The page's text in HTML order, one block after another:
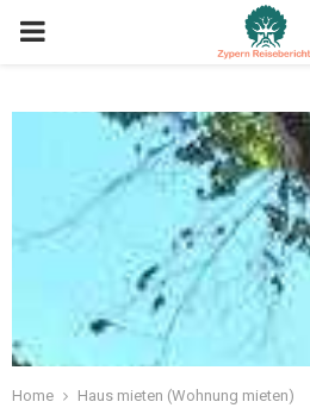
Home
Haus mieten (Wohnung mieten)